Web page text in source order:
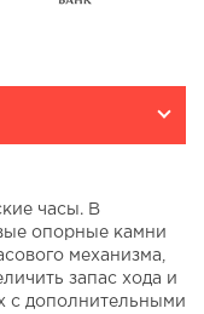
часы. В
опорные камни
механизма,
запас хода и
с дополнительными